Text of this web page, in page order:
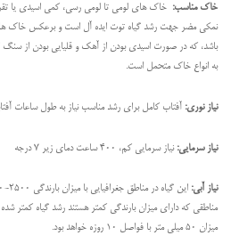
خاک مناسب:
نمکی مضر جهت رشد گیاه توت ایده آل است و برعکس خاك
باشد، که در صورت اسیدی بودن از آهک و قلیایی بودن از
به انواع خاک متحمل است.
نیاز نوری: آفتاب کامل برای رشد مناسب نیاز به طول ساعات آفتابی بین 12-5 ساعت
نیاز سرمایی:نیاز سرمایی کم، 400 ساعت دمای زیر 7 درجه
نیاز آبی:
مناطقی که داراي میزان بارندگی کمتر هستند رشد گیاه کمتر
میزان 50 میلی متر با فواصل 10 روزه خواهد بود.